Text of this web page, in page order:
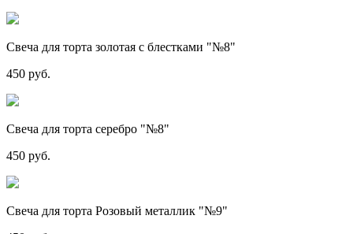
Свеча для торта золотая с блестками "№8"
450 руб.
Свеча для торта серебро "№8"
450 руб.
Свеча для торта Розовый металлик "№9"